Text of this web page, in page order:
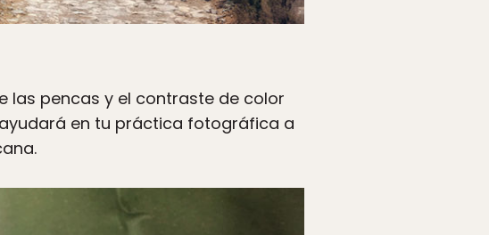
pencas y el contraste de color
en tu práctica fotográfica a